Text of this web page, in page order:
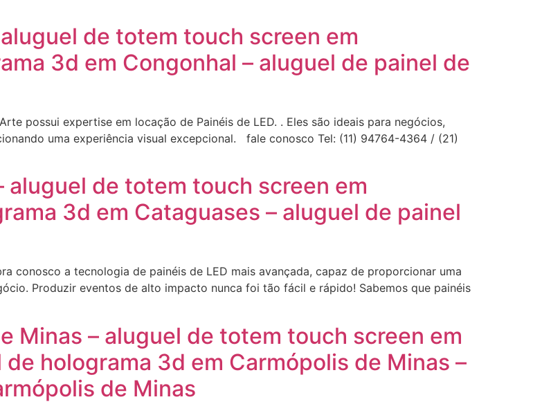
de totem touch screen em
3d em Congonhal – aluguel de painel de
possui expertise em locação de Painéis de LED. . Eles são ideais para negócios,
uma experiência visual excepcional. fale conosco Tel: (11) 94764-4364 / (21)
de totem touch screen em
3d em Cataguases – aluguel de painel
conosco a tecnologia de painéis de LED mais avançada, capaz de proporcionar uma
Produzir eventos de alto impacto nunca foi tão fácil e rápido! Sabemos que painéis
Minas – aluguel de totem touch screen em
holograma 3d em Carmópolis de Minas –
de Minas